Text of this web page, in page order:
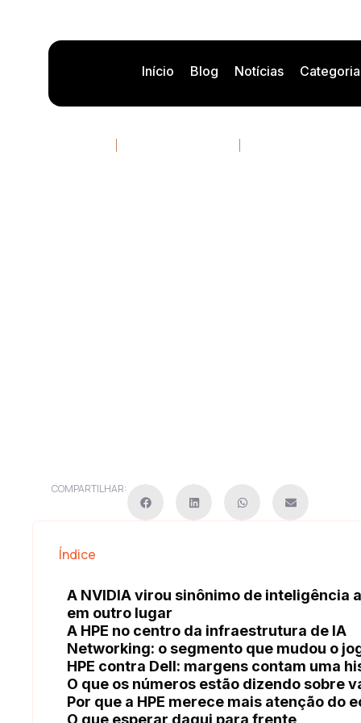
Início Blog Notícias
COMPARTILHAR:
Índice
A NVIDIA virou sinônimo de
em outro lugar
A HPE no centro da infraestrutura de IA
Networking: o segmento que mudou o
HPE contra Dell: margens contam uma
O que os números estão dizendo sobre
Por que a HPE merece mais atenção do
O que esperar daqui para frente